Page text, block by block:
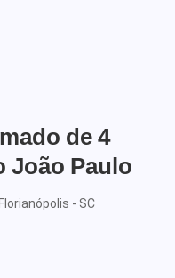
de 4
João Paulo
- SC